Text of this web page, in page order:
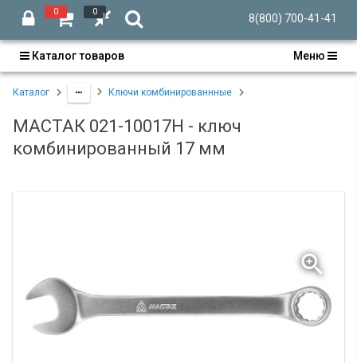
0 0
8(800) 700-41-41
Каталог товаров Меню
Каталог Ключи комбинированнные
МАСТАК 021-10017H - ключ
комбинированный 17 мм